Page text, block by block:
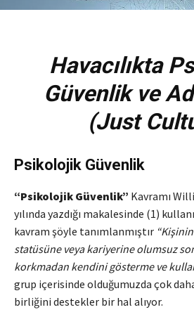
Havacılıkta
Güvenlik ve
(Just
Psikolojik Güvenlik
“Psikolojik Güvenlik” Kavramı
yılında yazdığı makalesinde (1)
kavram şöyle tanımlanmıştır
statüsüne veya kariyerine olumsuz
korkmadan kendini gösterme ve
grup içerisinde olduğumuzda çok
birliğini destekler bir hal alıyor.